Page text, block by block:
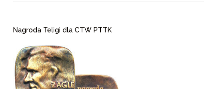
Nagroda Teligi dla CTW PTTK